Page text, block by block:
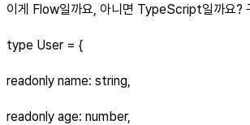
이게 Flow일까요, 아니면 TypeScript일까요?
type User = {
readonly name: string,
readonly age: number,